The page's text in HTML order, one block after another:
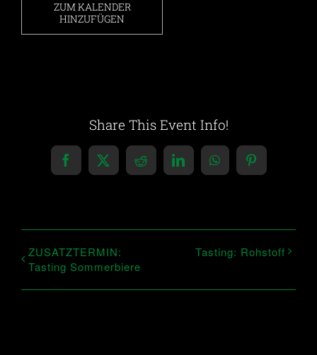
ZUM KALENDER
HINZUFÜGEN
Share This Event Info!
Facebook
X RedditLinkedInWhatsAppPinterest
ZUSATZTERMIN:
Tasting Sommerbiere
Tasting: Rohstoff